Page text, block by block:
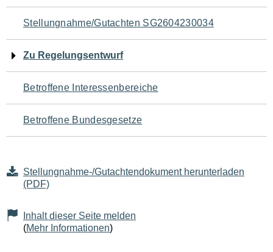
Navigation
für
den
Seiteninhalt
Stellungnahme/Gutachten SG2604230034
Zu Regelungsentwurf
Betroffene Interessenbereiche
Betroffene Bundesgesetze
Stellungnahme-/Gutachtendokument herunterladen
(PDF)
Inhalt dieser Seite melden
(Mehr Informationen)